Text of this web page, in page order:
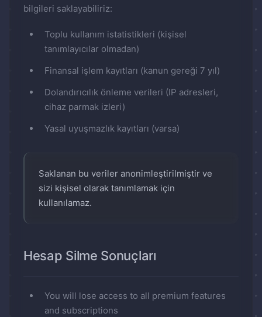
bilgileri saklayabiliriz:
Toplu kullanım istatistikleri (kişisel
tanımlayıcılar olmadan)
Finansal işlem kayıtları (kanun gereği 7 yıl)
Dolandırıcılık önleme verileri (IP adresleri,
cihaz parmak izleri)
Yasal uyuşmazlık kayıtları (varsa)
Saklanan bu veriler anonimleştirilmiştir ve
sizi kişisel olarak tanımlamak için
kullanılamaz.
Hesap Silme Sonuçları
You will lose access to all premium features
and subscriptions